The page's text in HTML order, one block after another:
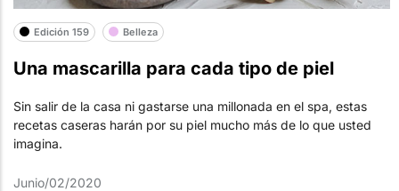
Edición 159 Belleza
Una mascarilla para cada tipo de piel
Sin salir de la casa ni gastarse una millonada en el spa, estas
recetas caseras harán por su piel mucho más de lo que usted
imagina.
Junio/02/2020